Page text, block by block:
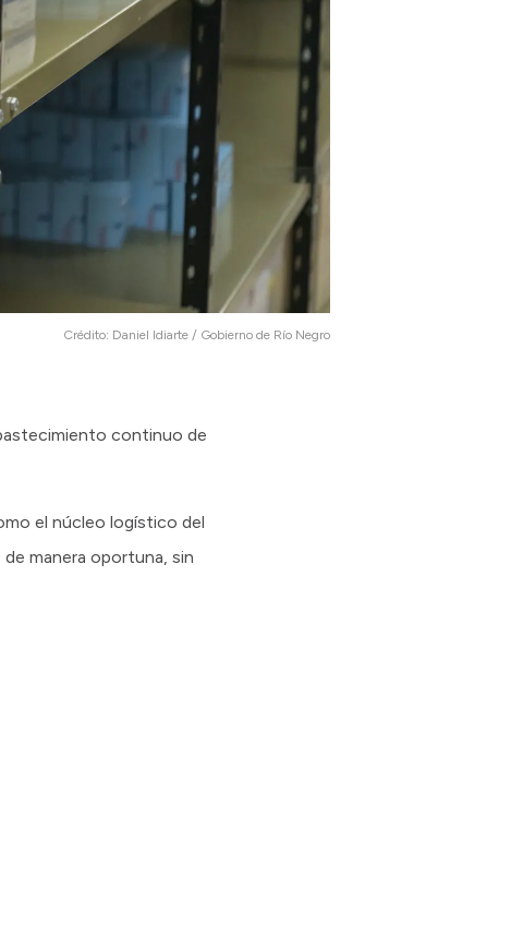
Crédito: Daniel Idiarte / Gobierno de Río Negro
continuo de
el núcleo logístico del
manera oportuna, sin